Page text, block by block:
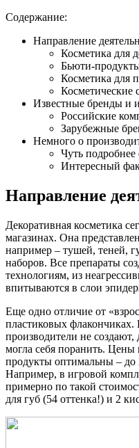
Содержание:
Направление
Косметика для
Бьюти-
Косметика для
Косметические
Известные бренды и
Российские
Зарубежные
Немного о
Чуть подробнее
Интересный
Направление
Декоративная косметика
магазинах. Она
например – тушей, теней,
наборов. Все препараты
технологиям, из
впитываются в слои
Еще одно отличие от
пластиковых
производители не
могла себя поранить. Цены
продукты оптимальны – до
Например, в игровой
примерно по такой
для губ (54 оттенка!) и 2